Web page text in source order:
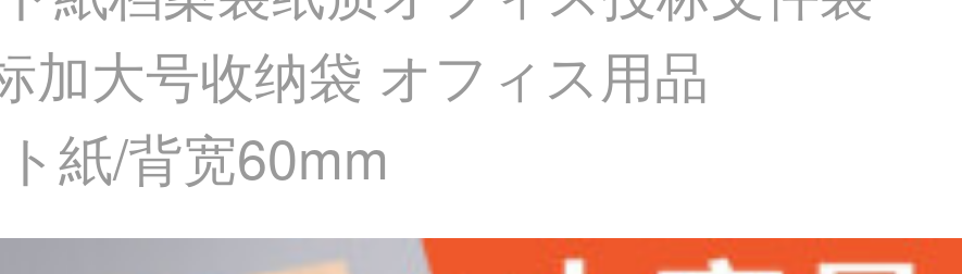
加大号收纳袋 オフィス用品
紙/背宽60mm